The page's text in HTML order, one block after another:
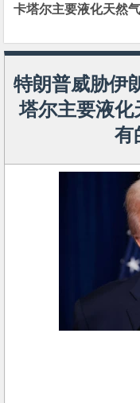
卡塔尔主要液化天然
[ZH] 特朗普威胁
塔尔主要液化
有